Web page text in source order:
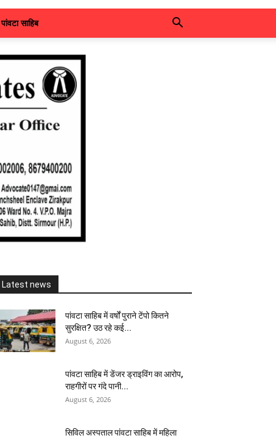
पांवटा साहिब
Latest news
पांवटा साहिब में वर्षों पुराने टेंपो कितने
सुरक्षित? उठ रहे कई...
August 6, 2026
पांवटा साहिब में डेंजर ड्राइविंग का आरोप,
राहगीरों पर गंदे पानी...
August 6, 2026
सिविल अस्पताल पांवटा साहिब में महिला